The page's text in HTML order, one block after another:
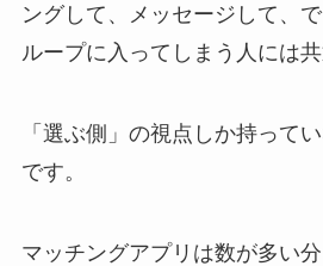
ングして、メッセージして、
ループに入ってしまう人には共
「選ぶ側」の視点しか持って
です。
マッチングアプリは数が多い